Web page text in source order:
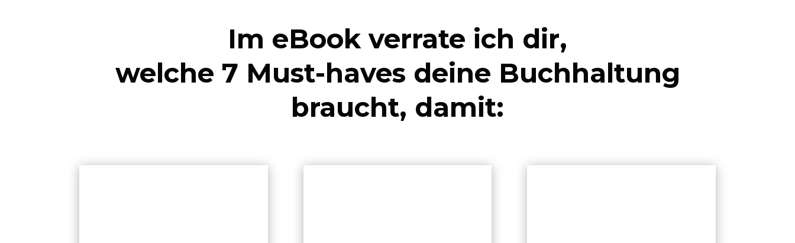
Im eBook verrate ich dir,
welche 7 Must-haves deine Buchhaltung
braucht, damit: